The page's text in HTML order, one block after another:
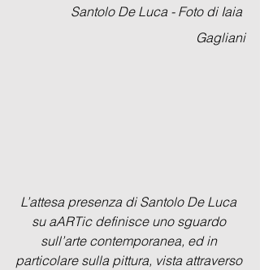
Gagliani
L’attesa presenza di Santolo De Luca
su aARTic definisce uno sguardo
sull’arte contemporanea, ed in
particolare sulla pittura, vista attraverso